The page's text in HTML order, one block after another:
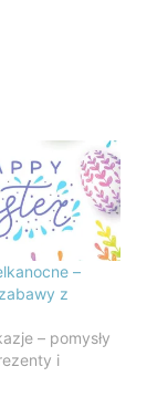
–
z
– pomysły
i